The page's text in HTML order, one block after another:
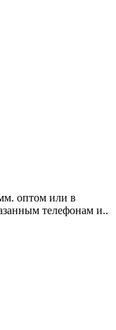
оптом или в
телефонам и..